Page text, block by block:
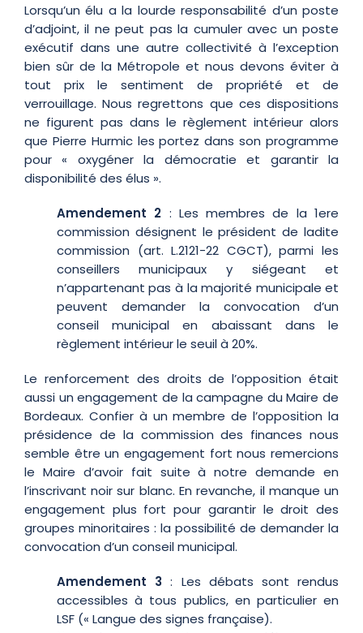
Lorsqu’un élu a la lourde responsabilité d’un poste
d’adjoint, il ne peut pas la cumuler avec un poste
exécutif dans une autre collectivité à l’exception
bien sûr de la Métropole et nous devons éviter à
tout prix le sentiment de propriété et de
verrouillage. Nous regrettons que ces dispositions
ne figurent pas dans le règlement intérieur alors
que Pierre Hurmic les portez dans son programme
pour « oxygéner la démocratie et garantir la
disponibilité des élus ».
Amendement 2 : Les membres de la 1ere
commission désignent le président de ladite
commission (art. L.2121-22 CGCT), parmi les
conseillers municipaux y siégeant et
n’appartenant pas à la majorité municipale et
peuvent demander la convocation d’un
conseil municipal en abaissant dans le
règlement intérieur le seuil à 20%.
Le renforcement des droits de l’opposition était
aussi un engagement de la campagne du Maire de
Bordeaux. Confier à un membre de l’opposition la
présidence de la commission des finances nous
semble être un engagement fort nous remercions
le Maire d’avoir fait suite à notre demande en
l’inscrivant noir sur blanc. En revanche, il manque un
engagement plus fort pour garantir le droit des
groupes minoritaires : la possibilité de demander la
convocation d’un conseil municipal.
Amendement 3 : Les débats sont rendus
accessibles à tous publics, en particulier en
LSF (« Langue des signes française).